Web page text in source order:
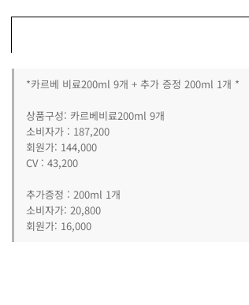
*카르베 비료200ml 9개 + 추가 증정 200ml 1개 *
상품구성: 카르베비료200ml 9개
소비자가 : 187,200
회원가: 144,000
CV : 43,200
추가증정 : 200ml 1개
소비자가: 20,800
회원가: 16,000